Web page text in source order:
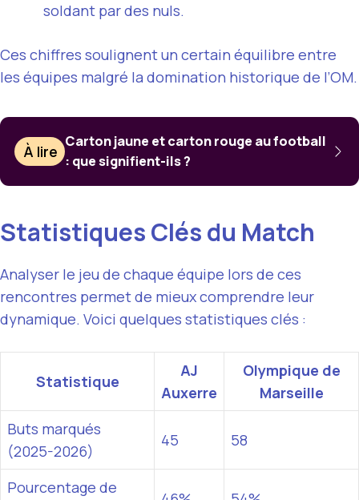
soldant par des nuls.
Ces chiffres soulignent un certain équilibre entre
les équipes malgré la domination historique de l’OM.
À lire
Carton jaune et carton rouge au football
: que signifient-ils ?
Statistiques Clés du Match
Analyser le jeu de chaque équipe lors de ces
rencontres permet de mieux comprendre leur
dynamique. Voici quelques statistiques clés :
Statistique
AJ
Auxerre
Olympique de
Marseille
Buts marqués
(2025-2026)
45 58
Pourcentage de